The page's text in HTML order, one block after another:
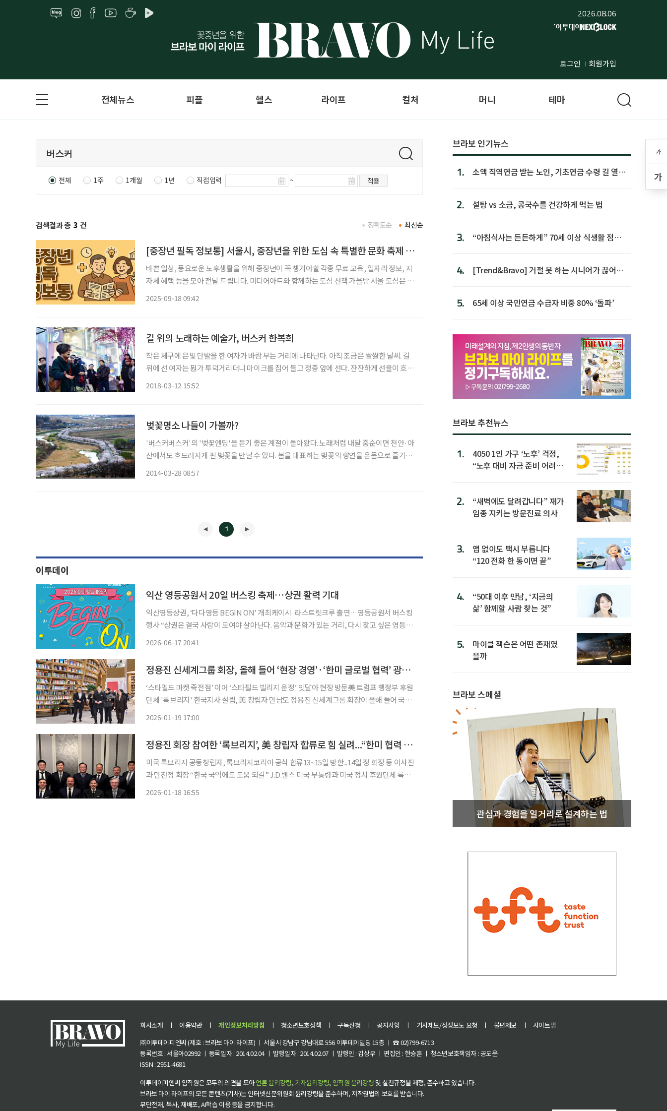
2026.08.06
로그인 회원가입
가
가
전체뉴스 피플 헬스 라이프 컬처 머니 테마
전체 1주 1개월 1년 직접입력 ~ 적용
검색결과 총 3 건 최신순
정확도순
[중장년 필독 정보통] 서울시, 중장년을 위한 도심 속 특별한 문화 축제 추천
바쁜 일상, 풍요로운 노후생활을 위해 중장년이 꼭 챙겨야할 각종 무료 교육, 일자리 정보, 지
자체 혜택 등을 모아 전달 드립니다. 미디어아트와 함께하는 도심 산책 가을밤 서울 도심은 미
2025-09-18 09:42
길 위의 노래하는 예술가, 버스커 한복희
작은 체구에 은빛 단발을 한 여자가 바람 부는 거리에 나타난다. 아직 조금은 쌀쌀한 날씨. 길
위에 선 여자는 뭔가 투덕거리더니 마이크를 집어 들고 청중 앞에 선다. 잔잔하게 선율이 흐르
2018-03-12 15:52
벚꽃명소 나들이 가볼까?
'버스커버스커'의 '벚꽃엔딩'을 듣기 좋은 계절이 돌아왔다. 노래처럼 내달 중순이면 천안·아
산에서도 흐드러지게 핀 벚꽃을 만날 수 있다. 봄을 대표하는 벚꽃의 향연을 온몸으로 즐기려
2014-03-28 08:57
1
이투데이
익산 영등공원서 20일 버스킹 축제…상권 활력 기대
익산영등상권, ‘다다영등 BEGIN ON’ 개최케이시·라스트릿크루 출연…영등공원서 버스킹
행사 “상권은 결국 사람이 모여야 살아난다. 음악과 문화가 있는 거리, 다시 찾고 싶은 영등상
2026-06-17 20:41
정용진 신세계그룹 회장, 올해 들어 ‘현장 경영’·‘한미 글로벌 협력’ 광폭 행보
‘스타필드 마켓 죽전점’ 이어 ‘스타필드 빌리지 운정’ 잇달아 현장 방문美 트럼프 행정부 후원
단체 '록브리지' 한국지사 설립, 美 창립자 만남도 정용진 신세계그룹 회장이 올해 들어 국내
2026-01-19 17:00
정용진 회장 참여한 ‘록브리지’, 美 창립자 합류로 힘 실려...“한미 협력 강화”
미국 록브리지 공동창립자, 록브리지코리아 공식 합류13~15일 방한...14일 정 회장 등 이사진
과 만찬정 회장 “한국 국익에도 도움 되길” J.D.밴스 미국 부통령과 미국 정치 후원단체 록브
2026-01-18 16:55
브라보 인기뉴스
1.
소액 직역연금 받는 노인, 기초연금 수령 길 열린
2. 설탕 vs 소금, 콩국수를 건강하게 먹는 법
3.
“아침식사는 든든하게” 70세 이상 식생활 점수
4.
[Trend&Bravo] 거절 못 하는 시니어가 끊어야
5. 65세 이상 국민연금 수급자 비중 80% ‘돌파’
브라보 추천뉴스
1.
4050 1인 가구 ‘노후’ 걱정,
“노후 대비 자금 준비 어려
2.
“새벽에도 달려갑니다” 재가
임종 지키는 방문진료 의사
3.
앱 없이도 택시 부릅니다
“120 전화 한 통이면 끝”
4.
“50대 이후 만남, ‘지금의
삶’ 함께할 사람 찾는 것”
5.
마이클 잭슨은 어떤 존재였
을까
브라보 스페셜
관심과 경험을 일거리로 설계하는 법
회사소개 ㅣ 이용약관 ㅣ 개인정보처리방침 ㅣ 청소년보호정책 ㅣ 구독신청 ㅣ 공지사항 ㅣ 기사제보/정정보도 요청 ㅣ 불편제보 ㅣ
사이트맵
㈜이투데이피엔씨 (제호 : 브라보 마이 라이프) ㅣ 서울시 강남구 강남대로 556 이투데이빌딩 15층 ㅣ ☎ 02)799-6713
등록번호 : 서울아02992 ㅣ 등록일자 : 2014.02.04 ㅣ 발행일자 : 2014.02.07 ㅣ 발행인 : 김상우 ㅣ 편집인 : 한승훈 ㅣ 청소년보호책임자 : 공도윤
ISSN : 2951-4681
이투데이피엔씨 임직원은 모두의 의견을 모아언론 윤리강령, 기자윤리강령, 임직원 윤리강령 및 실천규정을 제정, 준수하고 있습니다.
브라보 마이 라이프의 모든 콘텐츠(기사)는 인터넷신문위원회 윤리강령을 준수하며, 저작권법의 보호를 받습니다.
무단전재, 복사, 재배포, AI학습 이용 등을 금지합니다.